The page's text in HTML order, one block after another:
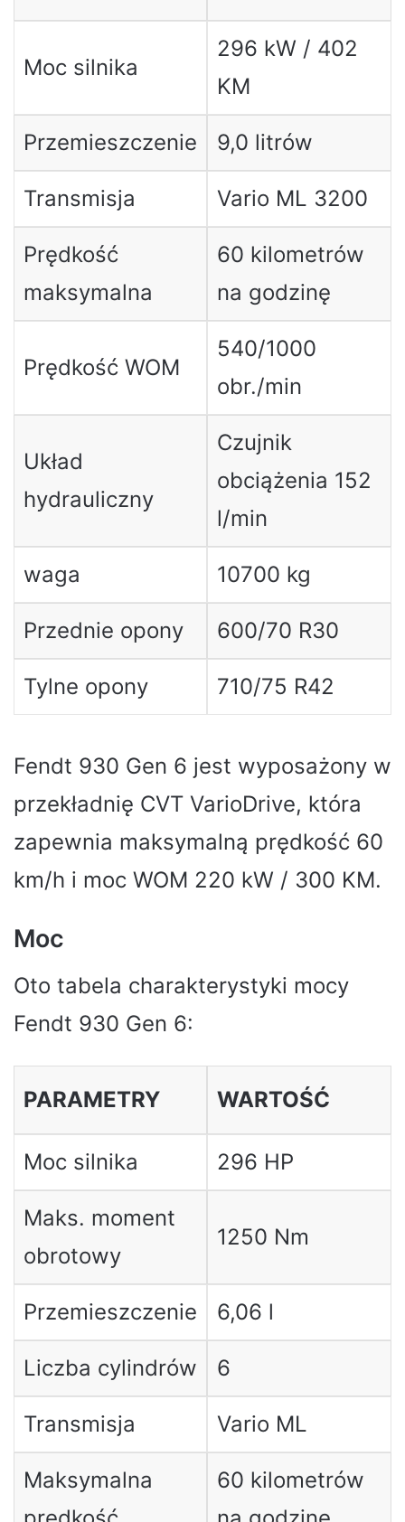
Moc silnika
296 kW / 402
KM
Przemieszczenie 9,0 litrów
Transmisja Vario ML 3200
Prędkość
maksymalna
60 kilometrów
na godzinę
Prędkość WOM
540/1000
obr./min
Układ
hydrauliczny
Czujnik
obciążenia 152
l/min
waga 10700 kg
Przednie opony 600/70 R30
Tylne opony 710/75 R42
Fendt 930 Gen 6 jest wyposażony w
przekładnię CVT VarioDrive, która
zapewnia maksymalną prędkość 60
km/h i moc WOM 220 kW / 300 KM.
Moc
Oto tabela charakterystyki mocy
Fendt 930 Gen 6:
PARAMETRY WARTOŚĆ
Moc silnika 296 HP
Maks. moment
obrotowy
1250 Nm
Przemieszczenie 6,06 l
Liczba cylindrów 6
Transmisja Vario ML
Maksymalna
60 kilometrów